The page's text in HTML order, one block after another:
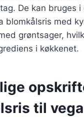
De kan bruges
blomkålsris med
grøntsager,
i køkkenet.
til